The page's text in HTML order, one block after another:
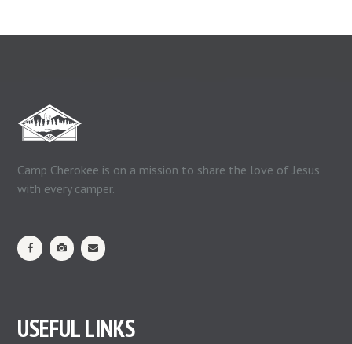
Camp Cherokee is on a mission to share the love of Jesus
with every camper.
USEFUL LINKS